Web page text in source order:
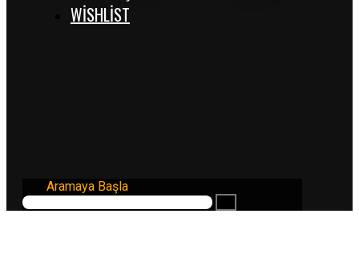
WISHLIST
Aramaya Başla